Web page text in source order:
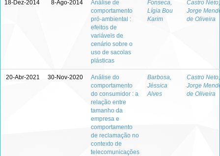
18-Dez-2014 8-Ago-2014
Análise de
comportamento
pró-ambiental :
efeitos de
variáveis de
cenário sobre o
uso de sacolas
plásticas
Fonseca,
Lígia Bou
Karim
Castro Neto,
Jorge
de Oliveira
20-Abr-2021 30-Nov-2020
Análise do
comportamento
do consumidor : a
relação entre
tamanho da
empresa e
comportamento
de reclamação no
contexto de
telecomunicações
Barbosa,
Jéssica
Alves
Castro Neto,
Jorge
de Oliveira